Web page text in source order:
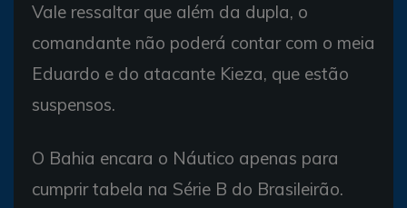
Vale ressaltar que além da dupla, o
comandante não poderá contar com o meia
Eduardo e do atacante Kieza, que estão
suspensos.
O Bahia encara o Náutico apenas para
cumprir tabela na Série B do Brasileirão.